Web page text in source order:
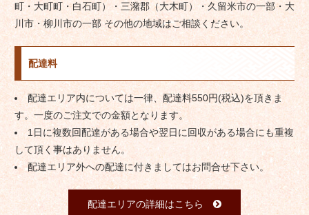
町・大町町・白石町）・三潴郡（大木町）・久留米市の一部・大
川市・柳川市の一部 その他の地域はご相談ください。
配達料
配達エリア内については一律、配達料550円(税込)を頂きま
す。一度のご注文での金額となります。
1日に複数回配達がある場合や翌日に回収がある場合にも重複
して頂く事はありません。
配達エリア外への配達に付きましてはお問合せ下さい。
配達エリアの詳細はこちら